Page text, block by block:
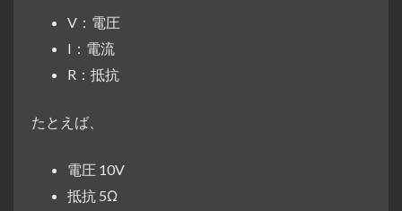
V：電圧
I：電流
R：抵抗
たとえば、
電圧 10V
抵抗 5Ω